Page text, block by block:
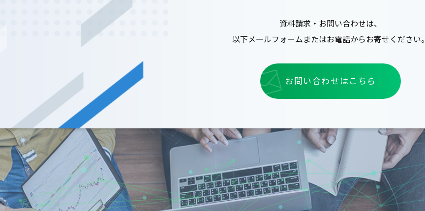
資料請求・お問い合わせは、
以下メールフォームまたはお電話からお寄せください。
お問い合わせはこちら